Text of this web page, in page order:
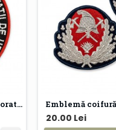
Emblema rotunda "Inspectoratul General pentru Situatii de Urgenta" Emblemă
20.00 Lei